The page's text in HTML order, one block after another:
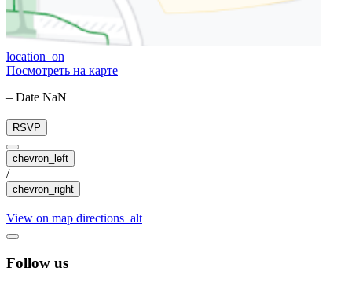
location_on
Посмотреть на карте
– Date NaN
RSVP
chevron_left
/
chevron_right
View on map directions_alt
Follow us